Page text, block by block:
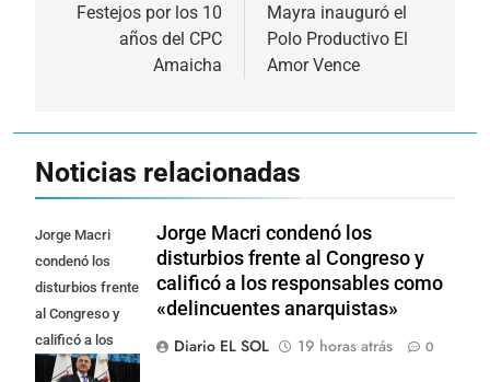
de
entradas
Festejos por los 10
años del CPC
Amaicha
Mayra inauguró el
Polo Productivo El
Amor Vence
Noticias relacionadas
Jorge Macri
condenó los
disturbios frente
al Congreso y
calificó a los
responsables
Jorge Macri condenó los
disturbios frente al Congreso y
calificó a los responsables como
«delincuentes anarquistas»
Diario EL SOL
19 horas atrás 0